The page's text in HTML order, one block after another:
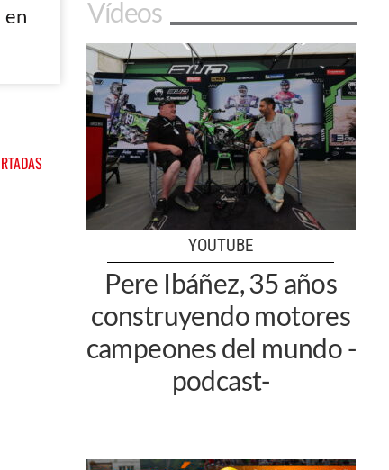
en
Vídeos
YOUTUBE
Pere Ibáñez, 35 años
construyendo motores
campeones del mundo -
podcast-